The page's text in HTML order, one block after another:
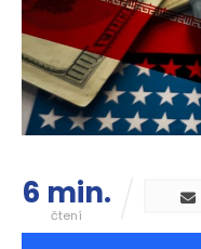
6 min.
čtení